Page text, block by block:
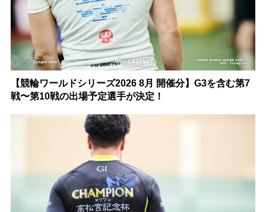
【競輪ワールドシリーズ2026 8月 開催分】G3を含む第7
戦〜第10戦の出場予定選手が決定！